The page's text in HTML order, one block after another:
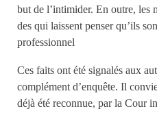
but de l’intimider. En outre, les
des qui laissent penser qu’ils
professionnel
Ces faits ont été signalés aux
complément d’enquête. Il
déjà été reconnue, par la Cour